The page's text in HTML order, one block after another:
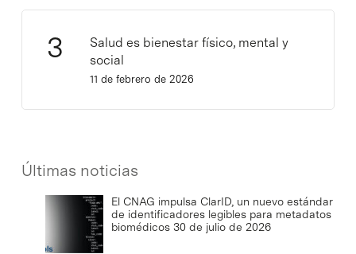
Salud es bienestar físico, mental y
social
11 de febrero de 2026
Últimas noticias
El CNAG impulsa ClarID, un nuevo estándar
de identificadores legibles para metadatos
biomédicos 30 de julio de 2026